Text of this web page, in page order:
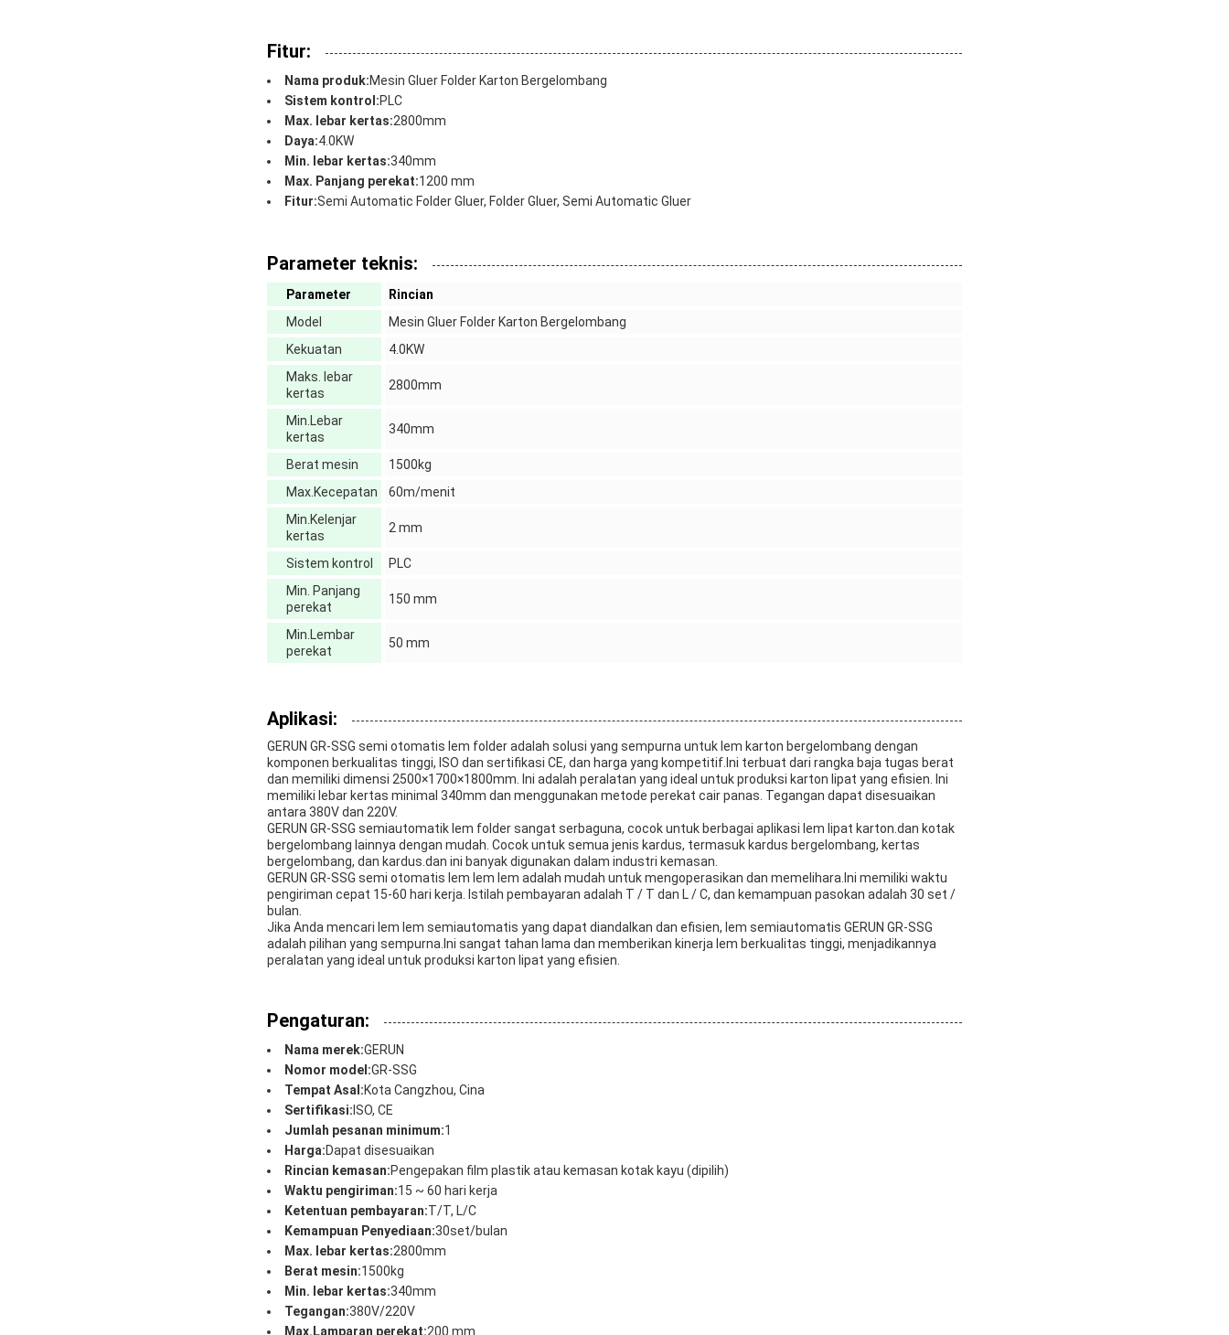
Fitur:
Nama produk:Mesin Gluer Folder Karton Bergelombang
Sistem kontrol:PLC
Max. lebar kertas:2800mm
Daya:4.0KW
Min. lebar kertas:340mm
Max. Panjang perekat:1200 mm
Fitur:Semi Automatic Folder Gluer, Folder Gluer, Semi Automatic Gluer
Parameter teknis:
Parameter
Rincian
Model
Mesin Gluer Folder Karton Bergelombang
Kekuatan
4.0KW
Maks. lebar
kertas
2800mm
Min.Lebar
kertas
340mm
Berat mesin
1500kg
Max.Kecepatan
60m/menit
Min.Kelenjar
kertas
2 mm
Sistem kontrol
PLC
Min. Panjang
perekat
150 mm
Min.Lembar
perekat
50 mm
Aplikasi:
GERUN GR-SSG semi otomatis lem folder adalah solusi yang sempurna untuk lem karton bergelombang dengan
komponen berkualitas tinggi, ISO dan sertifikasi CE, dan harga yang kompetitif.Ini terbuat dari rangka baja tugas berat
dan memiliki dimensi 2500×1700×1800mm. Ini adalah peralatan yang ideal untuk produksi karton lipat yang efisien. Ini
memiliki lebar kertas minimal 340mm dan menggunakan metode perekat cair panas. Tegangan dapat disesuaikan
antara 380V dan 220V.
GERUN GR-SSG semiautomatik lem folder sangat serbaguna, cocok untuk berbagai aplikasi lem lipat karton.dan kotak
bergelombang lainnya dengan mudah. Cocok untuk semua jenis kardus, termasuk kardus bergelombang, kertas
bergelombang, dan kardus.dan ini banyak digunakan dalam industri kemasan.
GERUN GR-SSG semi otomatis lem lem lem adalah mudah untuk mengoperasikan dan memelihara.Ini memiliki waktu
pengiriman cepat 15-60 hari kerja. Istilah pembayaran adalah T / T dan L / C, dan kemampuan pasokan adalah 30 set /
bulan.
Jika Anda mencari lem lem semiautomatis yang dapat diandalkan dan efisien, lem semiautomatis GERUN GR-SSG
adalah pilihan yang sempurna.Ini sangat tahan lama dan memberikan kinerja lem berkualitas tinggi, menjadikannya
peralatan yang ideal untuk produksi karton lipat yang efisien.
Pengaturan:
Nama merek:GERUN
Nomor model:GR-SSG
Tempat Asal:Kota Cangzhou, Cina
Sertifikasi: ISO, CE
Jumlah pesanan minimum:1
Harga:Dapat disesuaikan
Rincian kemasan:Pengepakan film plastik atau kemasan kotak kayu (dipilih)
Waktu pengiriman:15 ~ 60 hari kerja
Ketentuan pembayaran:T/T, L/C
Kemampuan Penyediaan:30set/bulan
Max. lebar kertas:2800mm
Berat mesin:1500kg
Min. lebar kertas:340mm
Tegangan:380V/220V
Max.Lamparan perekat:200 mm